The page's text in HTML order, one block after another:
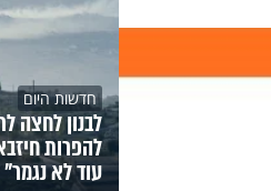
חדשות היום
לבנון לחצה
להפרות
עוד לא נגמר"